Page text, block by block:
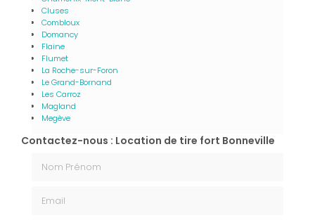
Cluses
Combloux
Domancy
Flaine
Flumet
La Roche-sur-Foron
Le Grand-Bornand
Les Carroz
Magland
Megève
Contactez-nous : Location de tire fort Bonneville